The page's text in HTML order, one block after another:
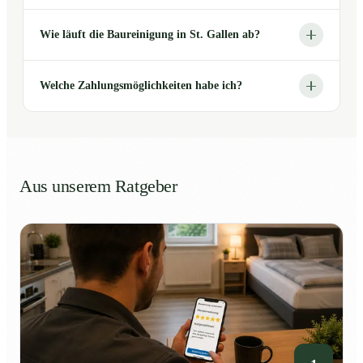
Wie läuft die Baureinigung in St. Gallen ab?
Welche Zahlungsmöglichkeiten habe ich?
Aus unserem Ratgeber